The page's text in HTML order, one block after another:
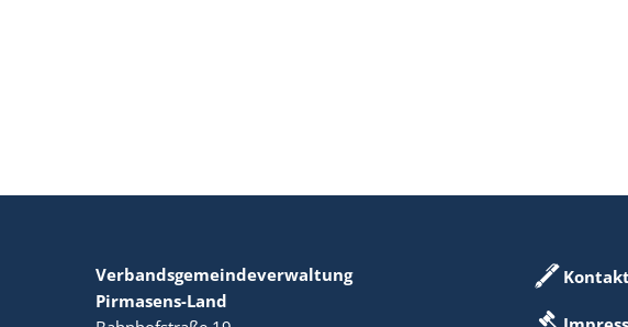
Verbandsgemeindeverwaltung
Pirmasens-Land